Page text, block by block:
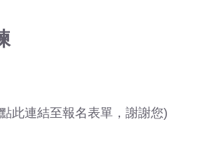
此連結至報名表單，謝謝您)